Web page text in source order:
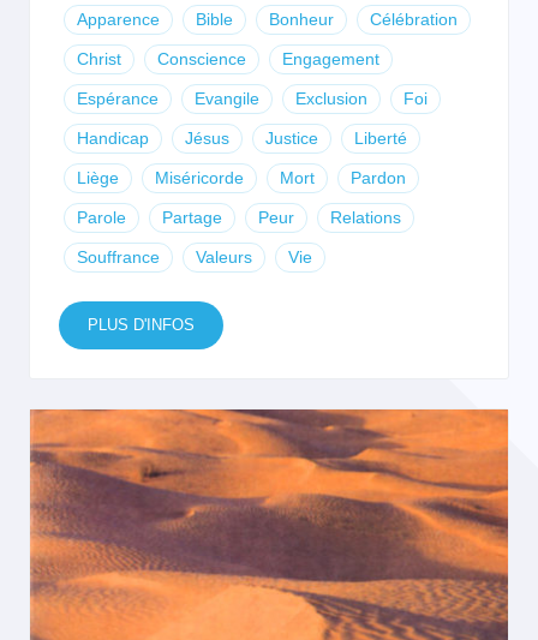
Apparence Bible Bonheur Célébration
Christ Conscience Engagement
Espérance Evangile Exclusion Foi
Handicap Jésus Justice Liberté
Liège Miséricorde Mort Pardon
Parole Partage Peur Relations
Souffrance Valeurs Vie
PLUS D'INFOS